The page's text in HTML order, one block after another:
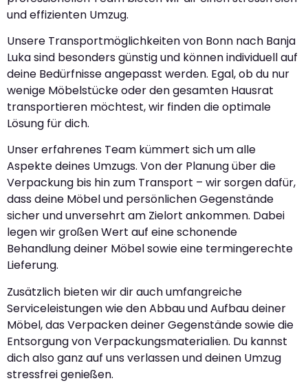
und effizienten Umzug.
Unsere Transportmöglichkeiten von Bonn nach Banja
Luka sind besonders günstig und können individuell auf
deine Bedürfnisse angepasst werden. Egal, ob du nur
wenige Möbelstücke oder den gesamten Hausrat
transportieren möchtest, wir finden die optimale
Lösung für dich.
Unser erfahrenes Team kümmert sich um alle
Aspekte deines Umzugs. Von der Planung über die
Verpackung bis hin zum Transport – wir sorgen dafür,
dass deine Möbel und persönlichen Gegenstände
sicher und unversehrt am Zielort ankommen. Dabei
legen wir großen Wert auf eine schonende
Behandlung deiner Möbel sowie eine termingerechte
Lieferung.
Zusätzlich bieten wir dir auch umfangreiche
Serviceleistungen wie den Abbau und Aufbau deiner
Möbel, das Verpacken deiner Gegenstände sowie die
Entsorgung von Verpackungsmaterialien. Du kannst
dich also ganz auf uns verlassen und deinen Umzug
stressfrei genießen.